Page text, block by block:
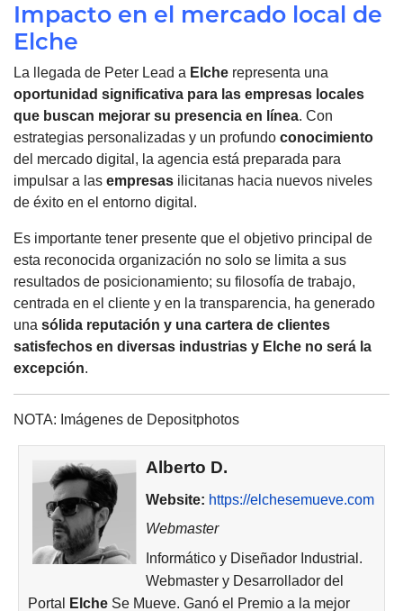
Impacto en el mercado local de
Elche
La llegada de Peter Lead a Elche representa una
oportunidad significativa para las empresas locales
que buscan mejorar su presencia en línea. Con
estrategias personalizadas y un profundo conocimiento
del mercado digital, la agencia está preparada para
impulsar a las empresas ilicitanas hacia nuevos niveles
de éxito en el entorno digital.
Es importante tener presente que el objetivo principal de
esta reconocida organización no solo se limita a sus
resultados de posicionamiento; su filosofía de trabajo,
centrada en el cliente y en la transparencia, ha generado
una sólida reputación y una cartera de clientes
satisfechos en diversas industrias y Elche no será la
excepción.
NOTA: Imágenes de Depositphotos
Alberto D.
Website: https://elchesemueve.com
Webmaster
Informático y Diseñador Industrial.
Webmaster y Desarrollador del
Portal
Elche Se Mueve. Ganó el Premio a la mejor